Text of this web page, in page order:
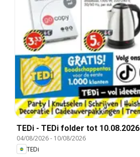
TEDi - TEDi folder tot 10.08.2026
04/08/2026- 10/08/2026
TEDi